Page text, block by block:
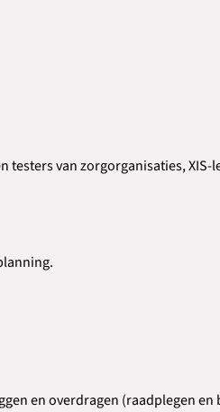
van zorgorganisaties,
en overdragen (raadplegen en